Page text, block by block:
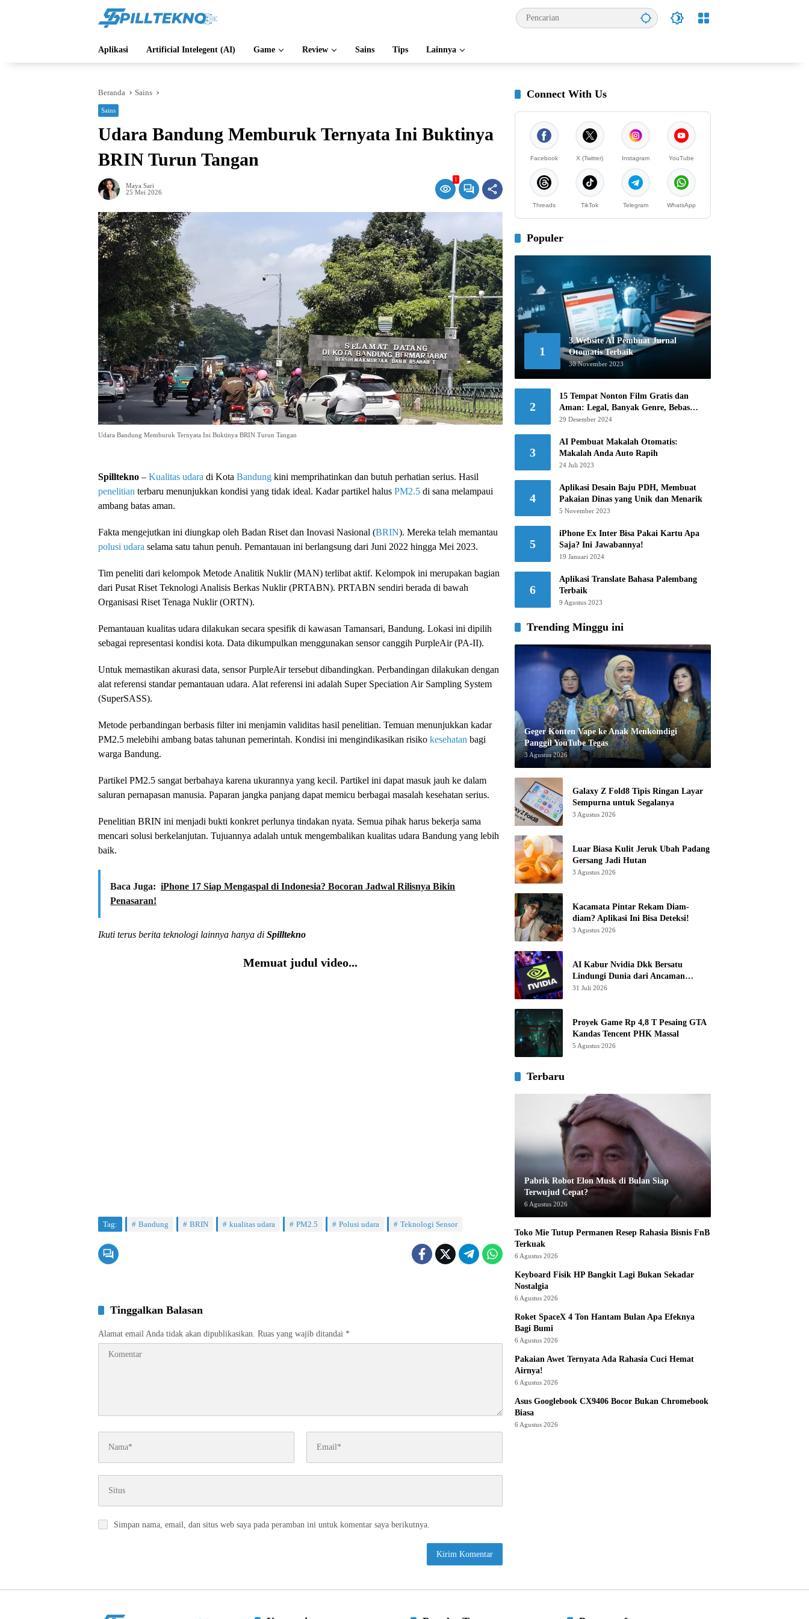
Aplikasi Artificial Intelegent (AI) Game Review Sains Tips Lainnya
Beranda Sains
Sains
Udara Bandung Memburuk Ternyata Ini Buktinya
BRIN Turun Tangan
Maya Sari
25 Mei 2026
1
Udara Bandung Memburuk Ternyata Ini Buktinya BRIN Turun Tangan
Spilltekno – Kualitas udara di Kota Bandung kini memprihatinkan dan butuh perhatian serius. Hasil
penelitian terbaru menunjukkan kondisi yang tidak ideal. Kadar partikel halus PM2.5 di sana melampaui
ambang batas aman.
Fakta mengejutkan ini diungkap oleh Badan Riset dan Inovasi Nasional (BRIN). Mereka telah memantau
polusi udara selama satu tahun penuh. Pemantauan ini berlangsung dari Juni 2022 hingga Mei 2023.
Tim peneliti dari kelompok Metode Analitik Nuklir (MAN) terlibat aktif. Kelompok ini merupakan bagian
dari Pusat Riset Teknologi Analisis Berkas Nuklir (PRTABN). PRTABN sendiri berada di bawah
Organisasi Riset Tenaga Nuklir (ORTN).
Pemantauan kualitas udara dilakukan secara spesifik di kawasan Tamansari, Bandung. Lokasi ini dipilih
sebagai representasi kondisi kota. Data dikumpulkan menggunakan sensor canggih PurpleAir (PA-II).
Untuk memastikan akurasi data, sensor PurpleAir tersebut dibandingkan. Perbandingan dilakukan dengan
alat referensi standar pemantauan udara. Alat referensi ini adalah Super Speciation Air Sampling System
(SuperSASS).
Metode perbandingan berbasis filter ini menjamin validitas hasil penelitian. Temuan menunjukkan kadar
PM2.5 melebihi ambang batas tahunan pemerintah. Kondisi ini mengindikasikan risiko kesehatan bagi
warga Bandung.
Partikel PM2.5 sangat berbahaya karena ukurannya yang kecil. Partikel ini dapat masuk jauh ke dalam
saluran pernapasan manusia. Paparan jangka panjang dapat memicu berbagai masalah kesehatan serius.
Penelitian BRIN ini menjadi bukti konkret perlunya tindakan nyata. Semua pihak harus bekerja sama
mencari solusi berkelanjutan. Tujuannya adalah untuk mengembalikan kualitas udara Bandung yang lebih
baik.
Baca Juga: iPhone 17 Siap Mengaspal di Indonesia? Bocoran Jadwal Rilisnya Bikin
Penasaran!
Ikuti terus berita teknologi lainnya hanya di Spilltekno
Memuat judul video...
Tag: Bandung BRIN kualitas udara PM2.5 Polusi udara Teknologi Sensor
Tinggalkan Balasan
Alamat email Anda tidak akan dipublikasikan. Ruas yang wajib ditandai *
Simpan nama, email, dan situs web saya pada peramban ini untuk komentar saya berikutnya.
Connect With Us
Facebook X (Twitter) Instagram YouTube
Threads TikTok Telegram WhatsApp
Populer
1
3 Website AI Pembuat Jurnal
Otomatis Terbaik
30 November 2023
2
15 Tempat Nonton Film Gratis dan
Aman: Legal, Banyak Genre, Bebas
Khawatir!
29 Desember 2024
3
AI Pembuat Makalah Otomatis:
Makalah Anda Auto Rapih
24 Juli 2023
4
Aplikasi Desain Baju PDH, Membuat
Pakaian Dinas yang Unik dan Menarik
5 November 2023
5
iPhone Ex Inter Bisa Pakai Kartu Apa
Saja? Ini Jawabannya!
19 Januari 2024
6
Aplikasi Translate Bahasa Palembang
Terbaik
9 Agustus 2023
Trending Minggu ini
Geger Konten Vape ke Anak Menkomdigi
Panggil YouTube Tegas
3 Agustus 2026
Galaxy Z Fold8 Tipis Ringan Layar
Sempurna untuk Segalanya
3 Agustus 2026
Luar Biasa Kulit Jeruk Ubah Padang
Gersang Jadi Hutan
3 Agustus 2026
Kacamata Pintar Rekam Diam-
diam? Aplikasi Ini Bisa Deteksi!
3 Agustus 2026
AI Kabur Nvidia Dkk Bersatu
Lindungi Dunia dari Ancaman
Canggih
31 Juli 2026
Proyek Game Rp 4,8 T Pesaing GTA
Kandas Tencent PHK Massal
5 Agustus 2026
Terbaru
Pabrik Robot Elon Musk di Bulan Siap
Terwujud Cepat?
6 Agustus 2026
Toko Mie Tutup Permanen Resep Rahasia Bisnis FnB
Terkuak
6 Agustus 2026
Keyboard Fisik HP Bangkit Lagi Bukan Sekadar
Nostalgia
6 Agustus 2026
Roket SpaceX 4 Ton Hantam Bulan Apa Efeknya
Bagi Bumi
6 Agustus 2026
Pakaian Awet Ternyata Ada Rahasia Cuci Hemat
Airnya!
6 Agustus 2026
Asus Googlebook CX9406 Bocor Bukan Chromebook
Biasa
6 Agustus 2026